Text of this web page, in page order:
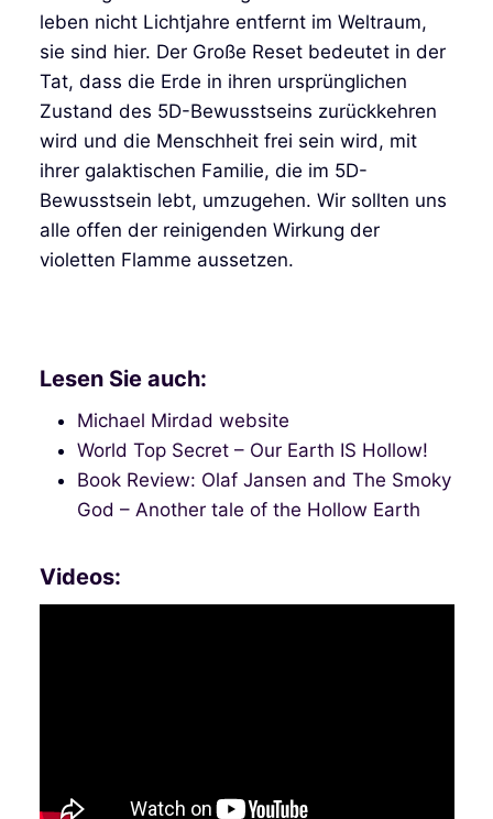
leben nicht Lichtjahre entfernt im Weltraum,
sie sind hier. Der Große Reset bedeutet in der
Tat, dass die Erde in ihren ursprünglichen
Zustand des 5D-Bewusstseins zurückkehren
wird und die Menschheit frei sein wird, mit
ihrer galaktischen Familie, die im 5D-
Bewusstsein lebt, umzugehen. Wir sollten uns
alle offen der reinigenden Wirkung der
violetten Flamme aussetzen.
Lesen Sie auch:
Michael Mirdad website
World Top Secret – Our Earth IS Hollow!
Book Review: Olaf Jansen and The Smoky
God – Another tale of the Hollow Earth
Videos: